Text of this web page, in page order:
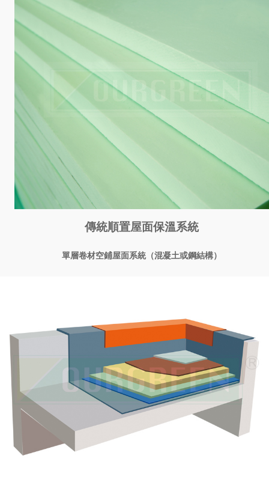
傳統順置屋面保溫系統
單層卷材空鋪屋面系統（混凝土或鋼結構）